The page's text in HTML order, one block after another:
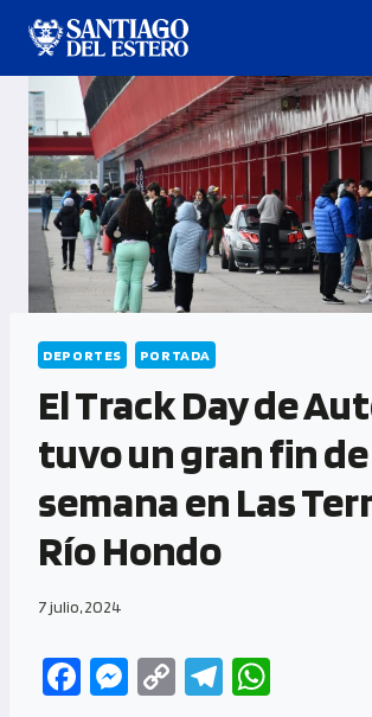
DEPORTES PORTADA
El Track Day de
tuvo un gran fin de
semana en Las
Río Hondo
7 julio, 2024
Fa M
C
Te